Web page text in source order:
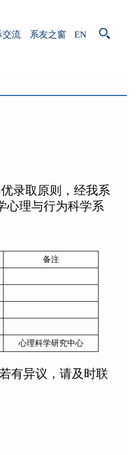
交流 系友之窗 EN
录取原则，经我系
心理与行为科学系
备注
心理科学研究中心
有异议，请及时联